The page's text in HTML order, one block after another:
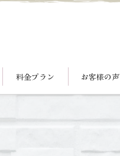
料金プラン お客様の声